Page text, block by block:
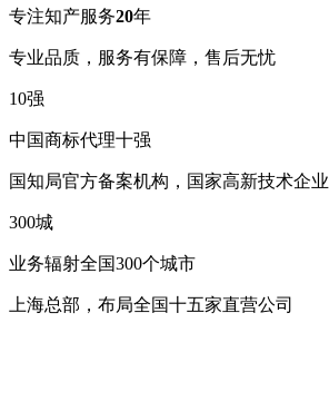
专注知产服务20年
专业品质，服务有保障，售后无忧
10强
中国商标代理十强
国知局官方备案机构，国家高新技术企业
300城
业务辐射全国300个城市
上海总部，布局全国十五家直营公司